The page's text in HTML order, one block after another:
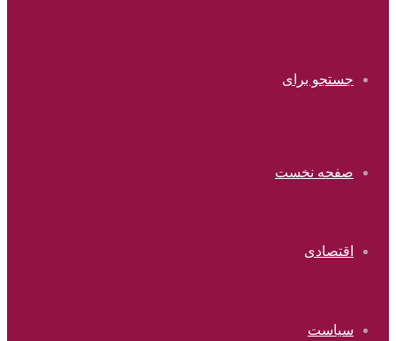
جستجو برای
صفحه نخست
اقتصادی
سیاست